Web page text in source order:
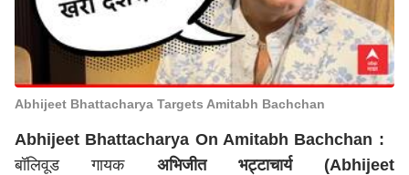
Abhijeet Bhattacharya Targets Amitabh Bachchan
Abhijeet Bhattacharya On Amitabh Bachchan :
बॉलिवूड गायक अभिजीत भट्टाचार्य (Abhijeet